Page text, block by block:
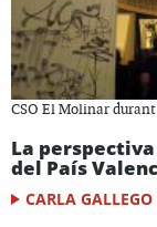
CSO El Molinar
La
del País
CARLA